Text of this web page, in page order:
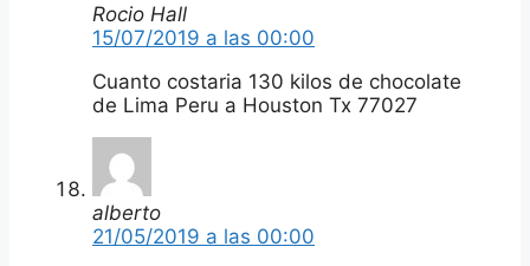
Rocio Hall
15/07/2019 a las 00:00
Cuanto costaria 130 kilos de chocolate
de Lima Peru a Houston Tx 77027
alberto
21/05/2019 a las 00:00